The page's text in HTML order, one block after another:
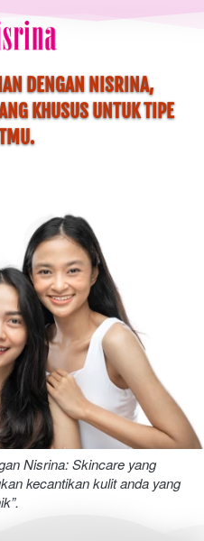
DENGAN NISRINA,
KHUSUS UNTUK TIPE
Nisrina: Skincare yang
kecantikan kulit anda yang